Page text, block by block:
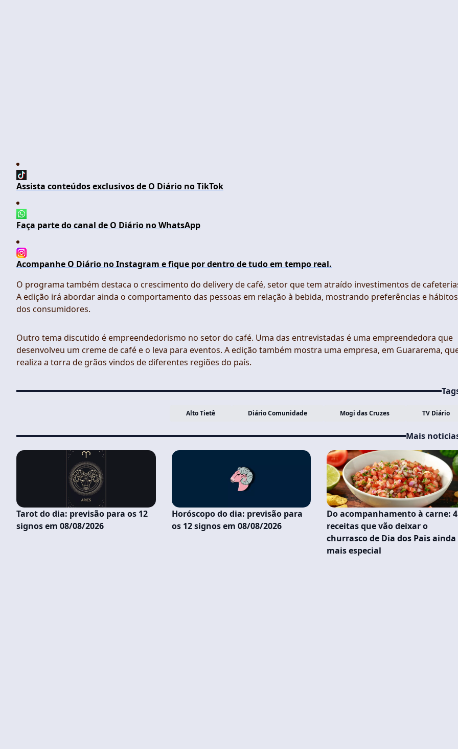
Assista conteúdos exclusivos de O Diário no TikTok
Faça parte do canal de O Diário no WhatsApp
Acompanhe O Diário no Instagram e fique por dentro de tudo em tempo real.
O programa também destaca o crescimento do delivery de café, setor que tem atraído investimentos de
A edição irá abordar ainda o comportamento das pessoas em relação à bebida, mostrando preferências e hábitos
dos consumidores.
Outro tema discutido é empreendedorismo no setor do café. Uma das entrevistadas é uma empreendedora que
desenvolveu um creme de café e o leva para eventos. A edição também mostra uma empresa, em Guararema,
realiza a torra de grãos vindos de diferentes regiões do país.
Alto Tietê Diário Comunidade Mogi das Cruzes TV Diário
Mais
Tarot do dia: previsão para os 12
signos em 08/08/2026
Horóscopo do dia: previsão para
os 12 signos em 08/08/2026
Do acompanhamento à carne: 4
receitas que vão deixar o
churrasco de Dia dos Pais ainda
mais especial